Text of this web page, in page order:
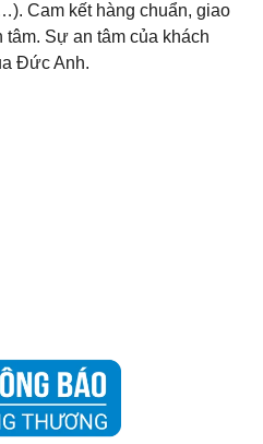
Cam kết hàng chuẩn, giao
tâm. Sự an tâm của khách
Đức Anh.